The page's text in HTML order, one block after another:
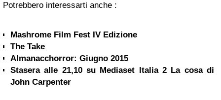
Potrebbero interessarti anche :
Mashrome Film Fest IV Edizione
The Take
Almanacchorror: Giugno 2015
Stasera alle 21,10 su Mediaset Italia 2 La cosa di
John Carpenter